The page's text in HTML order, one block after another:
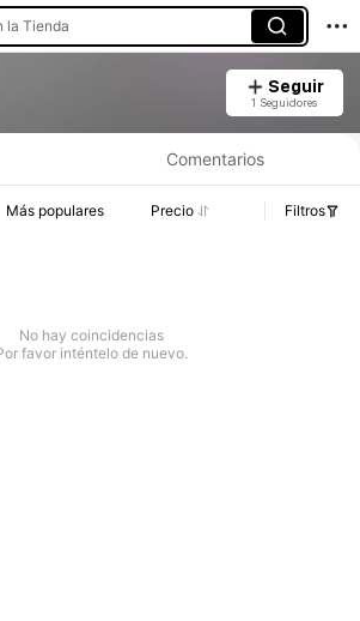
la Tienda
Seguir
1 Seguidores
Comentarios
Más populares Precio Filtros
No hay coincidencias
favor inténtelo de nuevo.